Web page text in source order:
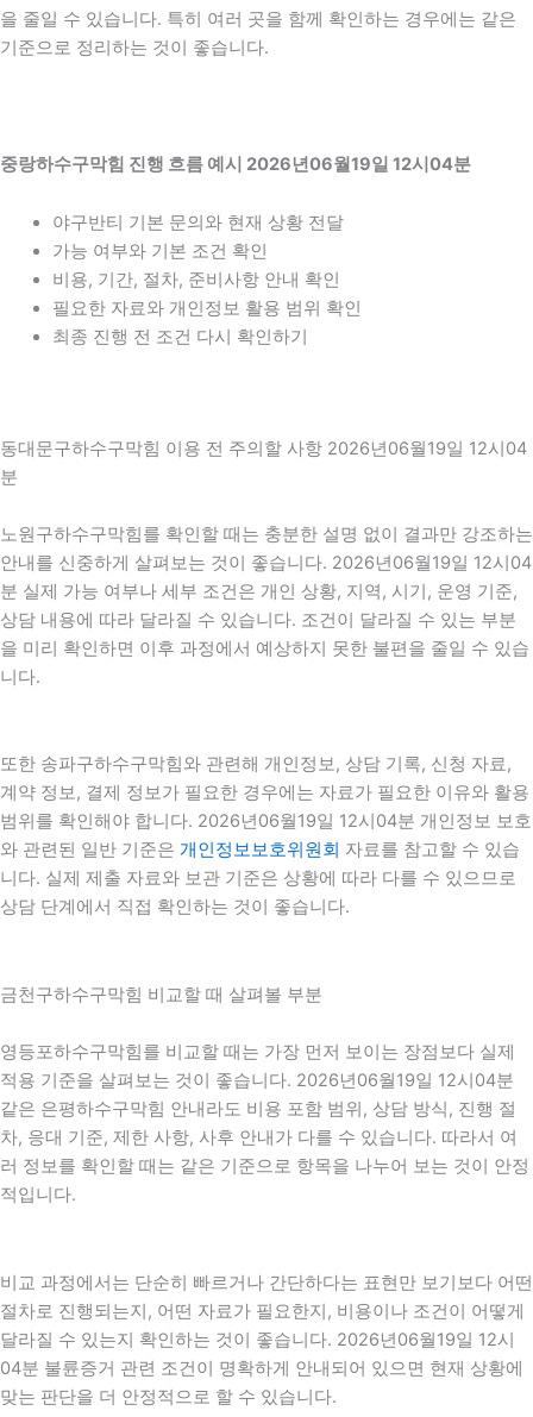
을 줄일 수 있습니다. 특히 여러 곳을 함께 확인하는 경우에는 같은
기준으로 정리하는 것이 좋습니다.
중랑하수구막힘 진행 흐름 예시 2026년06월19일 12시04분
야구반티 기본 문의와 현재 상황 전달
가능 여부와 기본 조건 확인
비용, 기간, 절차, 준비사항 안내 확인
필요한 자료와 개인정보 활용 범위 확인
최종 진행 전 조건 다시 확인하기
동대문구하수구막힘 이용 전 주의할 사항 2026년06월19일 12시04
분
노원구하수구막힘를 확인할 때는 충분한 설명 없이 결과만 강조하는
안내를 신중하게 살펴보는 것이 좋습니다. 2026년06월19일 12시04
분 실제 가능 여부나 세부 조건은 개인 상황, 지역, 시기, 운영 기준,
상담 내용에 따라 달라질 수 있습니다. 조건이 달라질 수 있는 부분
을 미리 확인하면 이후 과정에서 예상하지 못한 불편을 줄일 수 있습
니다.
또한 송파구하수구막힘와 관련해 개인정보, 상담 기록, 신청 자료,
계약 정보, 결제 정보가 필요한 경우에는 자료가 필요한 이유와 활용
범위를 확인해야 합니다. 2026년06월19일 12시04분 개인정보 보호
와 관련된 일반 기준은 개인정보보호위원회 자료를 참고할 수 있습
니다. 실제 제출 자료와 보관 기준은 상황에 따라 다를 수 있으므로
상담 단계에서 직접 확인하는 것이 좋습니다.
금천구하수구막힘 비교할 때 살펴볼 부분
영등포하수구막힘를 비교할 때는 가장 먼저 보이는 장점보다 실제
적용 기준을 살펴보는 것이 좋습니다. 2026년06월19일 12시04분
같은 은평하수구막힘 안내라도 비용 포함 범위, 상담 방식, 진행 절
차, 응대 기준, 제한 사항, 사후 안내가 다를 수 있습니다. 따라서 여
러 정보를 확인할 때는 같은 기준으로 항목을 나누어 보는 것이 안정
적입니다.
비교 과정에서는 단순히 빠르거나 간단하다는 표현만 보기보다 어떤
절차로 진행되는지, 어떤 자료가 필요한지, 비용이나 조건이 어떻게
달라질 수 있는지 확인하는 것이 좋습니다. 2026년06월19일 12시
04분 불륜증거 관련 조건이 명확하게 안내되어 있으면 현재 상황에
맞는 판단을 더 안정적으로 할 수 있습니다.